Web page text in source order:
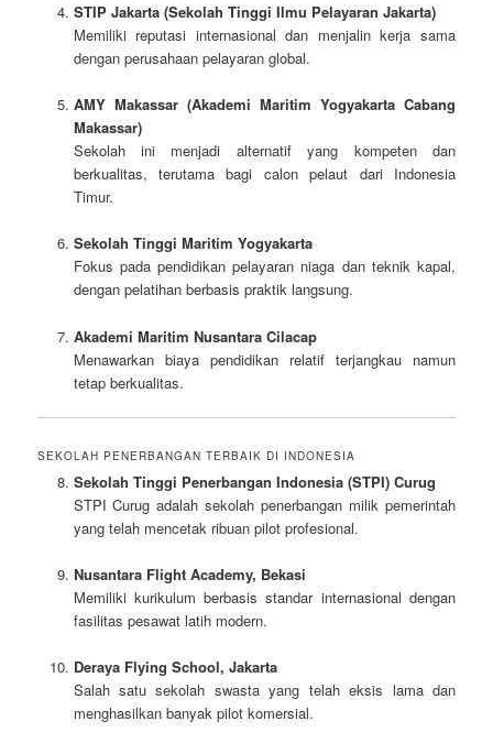
STIP Jakarta (Sekolah Tinggi Ilmu Pelayaran Jakarta)
Memiliki reputasi internasional dan menjalin kerja sama
dengan perusahaan pelayaran global.
AMY Makassar (Akademi Maritim Yogyakarta Cabang
Makassar)
Sekolah ini menjadi alternatif yang kompeten dan
berkualitas, terutama bagi calon pelaut dari Indonesia
Timur.
Sekolah Tinggi Maritim Yogyakarta
Fokus pada pendidikan pelayaran niaga dan teknik kapal,
dengan pelatihan berbasis praktik langsung.
Akademi Maritim Nusantara Cilacap
Menawarkan biaya pendidikan relatif terjangkau namun
tetap berkualitas.
SEKOLAH PENERBANGAN TERBAIK DI INDONESIA
Sekolah Tinggi Penerbangan Indonesia (STPI) Curug
STPI Curug adalah sekolah penerbangan milik pemerintah
yang telah mencetak ribuan pilot profesional.
Nusantara Flight Academy, Bekasi
Memiliki kurikulum berbasis standar internasional dengan
fasilitas pesawat latih modern.
Deraya Flying School, Jakarta
Salah satu sekolah swasta yang telah eksis lama dan
menghasilkan banyak pilot komersial.